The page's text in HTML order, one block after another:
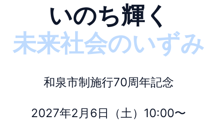
いのち輝く
未来社会のいずみ
和泉市制施行70周年記念
2027年2月6日（土）10:00〜